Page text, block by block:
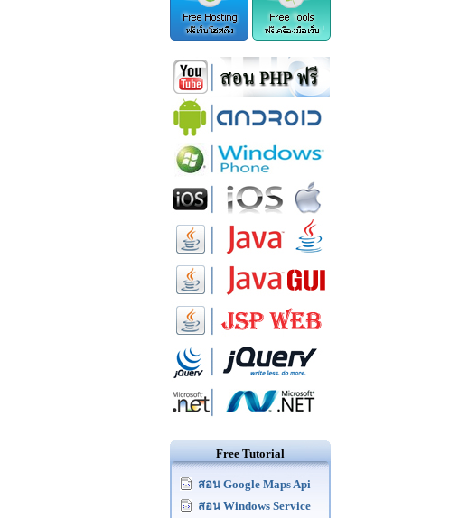
Free Tutorial
สอน Google Maps Api
สอน Windows Service